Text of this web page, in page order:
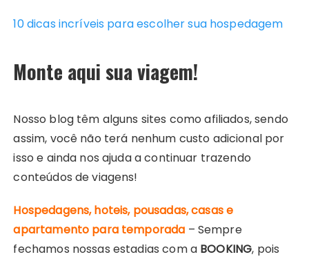
10 dicas incríveis para escolher sua hospedagem
Monte aqui sua viagem!
Nosso blog têm alguns sites como afiliados, sendo
assim, você não terá nenhum custo adicional por
isso e ainda nos ajuda a continuar trazendo
conteúdos de viagens!
Hospedagens, hoteis, pousadas, casas e
apartamento para temporada – Sempre
fechamos nossas estadias com a BOOKING, pois